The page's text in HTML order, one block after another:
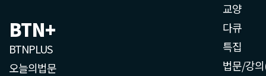
BTN+
BTNPLUS
오늘의법문
교양
다큐
특집
법문/강